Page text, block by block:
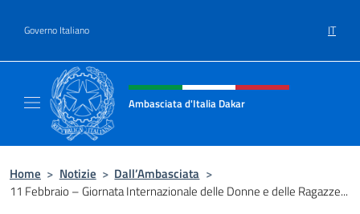
Governo Italiano IT
Intestazione sito, social e menù
Ambasciata d'Italia Dakar
Home > Notizie > Dall’Ambasciata >
11 Febbraio – Giornata Internazionale delle Donne e delle Ragazze...